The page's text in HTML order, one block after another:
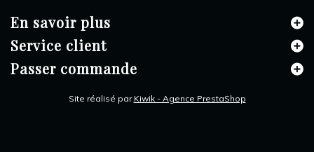
En savoir plus
Service client
Passer commande
Site réalisé par Kiwik - Agence PrestaShop